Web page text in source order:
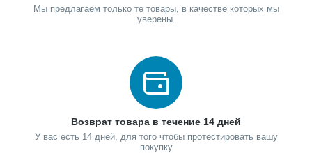
Мы предлагаем только те товары, в качестве которых мы
уверены.
Возврат товара в течение 14 дней
У вас есть 14 дней, для того чтобы протестировать вашу
покупку